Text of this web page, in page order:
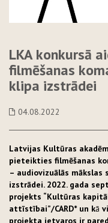
LKA konkursā
filmēšanas
klipa izstrādei
04.08.2022
Latvijas Kultūras
pieteikties filmēšanas
– audiovizuālās
izstrādei. 2022. gada
projekts “Kultūras
attīstībai”/CARD* un kā